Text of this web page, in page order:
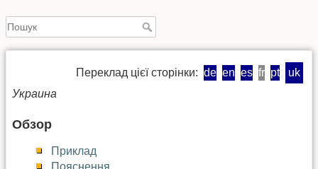
Переклад цієї сторінки: de en es fr pt
uk
Украина
Обзор
Приклад
Пояснення